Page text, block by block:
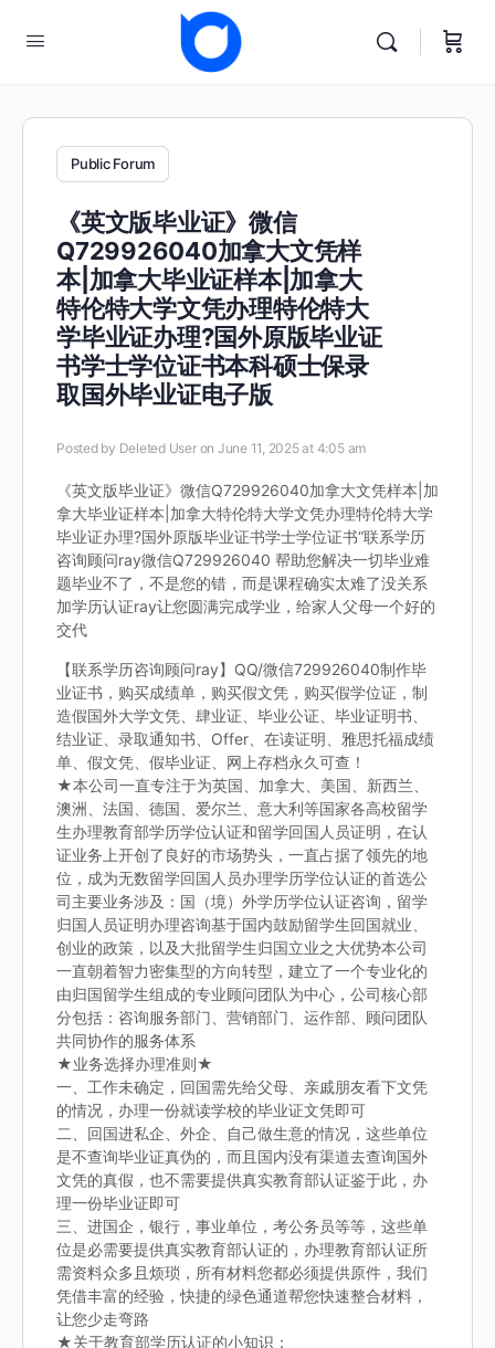
Public Forum
《英文版毕业证》微信
Q729926040加拿大文凭样
本|加拿大毕业证样本|加拿大
特伦特大学文凭办理特伦特大
学毕业证办理?国外原版毕业证
书学士学位证书本科硕士保录
取国外毕业证电子版
Posted by Deleted User on June 11, 2025 at 4:05 am
《英文版毕业证》微信Q729926040加拿大文凭样本|加
拿大毕业证样本|加拿大特伦特大学文凭办理特伦特大学
毕业证办理?国外原版毕业证书学士学位证书“联系学历
咨询顾问ray微信Q729926040 帮助您解决一切毕业难
题毕业不了，不是您的错，而是课程确实太难了没关系
加学历认证ray让您圆满完成学业，给家人父母一个好的
交代
【联系学历咨询顾问ray】QQ/微信729926040制作毕
业证书，购买成绩单，购买假文凭，购买假学位证，制
造假国外大学文凭、肆业证、毕业公证、毕业证明书、
结业证、录取通知书、Offer、在读证明、雅思托福成绩
单、假文凭、假毕业证、网上存档永久可查！
★本公司一直专注于为英国、加拿大、美国、新西兰、
澳洲、法国、德国、爱尔兰、意大利等国家各高校留学
生办理教育部学历学位认证和留学回国人员证明，在认
证业务上开创了良好的市场势头，一直占据了领先的地
位，成为无数留学回国人员办理学历学位认证的首选公
司主要业务涉及：国（境）外学历学位认证咨询，留学
归国人员证明办理咨询基于国内鼓励留学生回国就业、
创业的政策，以及大批留学生归国立业之大优势本公司
一直朝着智力密集型的方向转型，建立了一个专业化的
由归国留学生组成的专业顾问团队为中心，公司核心部
分包括：咨询服务部门、营销部门、运作部、顾问团队
共同协作的服务体系
★业务选择办理准则★
一、工作未确定，回国需先给父母、亲戚朋友看下文凭
的情况，办理一份就读学校的毕业证文凭即可
二、回国进私企、外企、自己做生意的情况，这些单位
是不查询毕业证真伪的，而且国内没有渠道去查询国外
文凭的真假，也不需要提供真实教育部认证鉴于此，办
理一份毕业证即可
三、进国企，银行，事业单位，考公务员等等，这些单
位是必需要提供真实教育部认证的，办理教育部认证所
需资料众多且烦琐，所有材料您都必须提供原件，我们
凭借丰富的经验，快捷的绿色通道帮您快速整合材料，
让您少走弯路
★关于教育部学历认证的小知识：